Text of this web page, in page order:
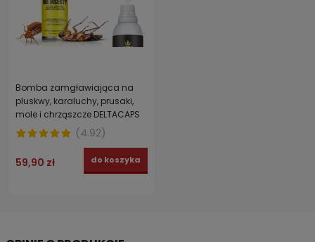
Bomba zamgławiająca na
pluskwy, karaluchy, prusaki,
mole i chrząszcze DELTACAPS
FORTE zabezpiecza do 100 m3
(4.92)
59,90 zł do koszyka